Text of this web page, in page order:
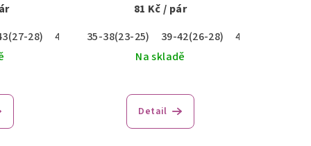
28)
44-46(29-30)
81 Kč/ pár
35-38(23-25)
39-42(26-28)
43-46(29-30)
Na skladě
Detail